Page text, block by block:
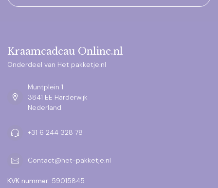
Kraamcadeau Online.nl
Onderdeel van Het pakketje.nl
Muntplein 1
3841 EE Harderwijk
Nederland
+31 6 244 328 78
Contact@het-pakketje.nl
KVK nummer: 59015845